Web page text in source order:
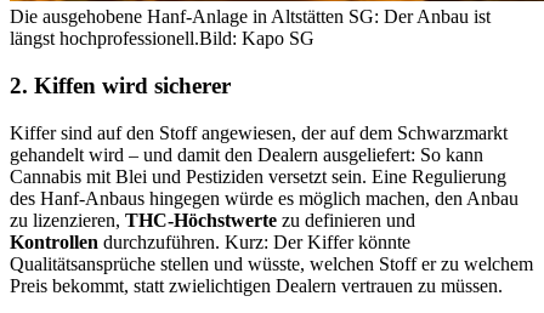
Die ausgehobene Hanf-Anlage in Altstätten SG: Der Anbau ist
längst hochprofessionell.Bild: Kapo SG
2. Kiffen wird sicherer
Kiffer sind auf den Stoff angewiesen, der auf dem Schwarzmarkt
gehandelt wird – und damit den Dealern ausgeliefert: So kann
Cannabis mit Blei und Pestiziden versetzt sein. Eine Regulierung
des Hanf-Anbaus hingegen würde es möglich machen, den Anbau
zu lizenzieren, THC-Höchstwerte zu definieren und
Kontrollen durchzuführen. Kurz: Der Kiffer könnte
Qualitätsansprüche stellen und wüsste, welchen Stoff er zu welchem
Preis bekommt, statt zwielichtigen Dealern vertrauen zu müssen.